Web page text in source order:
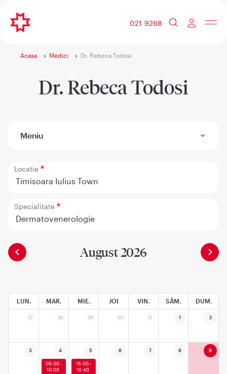
021 9268
Acasa Medici Dr. Rebeca Todosi
Dr. Rebeca Todosi
Meniu
Locatie
Timisoara Iulius Town
Specialitate
Dermatovenerologie
August 2026
LUN. MAR. MIE. JOI VIN. SÂM. DUM.
27 28 29 30 31 1 2
3 4 5 6 7 8 9
09:00 -
10:00
16:00 -
16:40